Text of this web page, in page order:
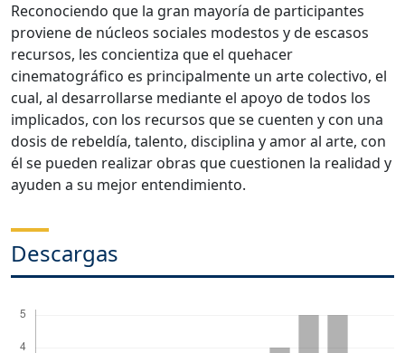
Reconociendo que la gran mayoría de participantes
proviene de núcleos sociales modestos y de escasos
recursos, les concientiza que el quehacer
cinematográfico es principalmente un arte colectivo, el
cual, al desarrollarse mediante el apoyo de todos los
implicados, con los recursos que se cuenten y con una
dosis de rebeldía, talento, disciplina y amor al arte, con
él se pueden realizar obras que cuestionen la realidad y
ayuden a su mejor entendimiento.
Descargas